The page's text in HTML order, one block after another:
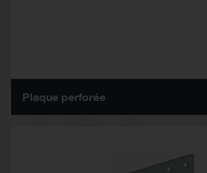
Plaque perforée